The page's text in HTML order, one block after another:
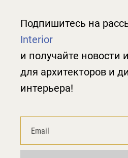
Подпишитесь на
Interior
и получайте новости
для архитекторов и
интерьера!